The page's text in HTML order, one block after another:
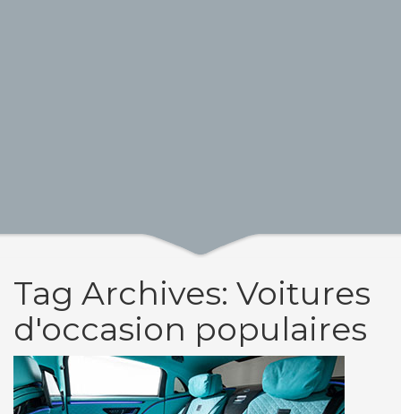
Tag Archives: Voitures
d'occasion populaires